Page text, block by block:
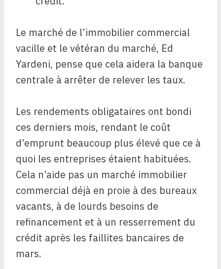
Le marché de l’immobilier commercial
vacille et le vétéran du marché, Ed
Yardeni, pense que cela aidera la banque
centrale à arrêter de relever les taux.
Les rendements obligataires ont bondi
ces derniers mois, rendant le coût
d’emprunt beaucoup plus élevé que ce à
quoi les entreprises étaient habituées.
Cela n’aide pas un marché immobilier
commercial déjà en proie à des bureaux
vacants, à de lourds besoins de
refinancement et à un resserrement du
crédit après les faillites bancaires de
mars.